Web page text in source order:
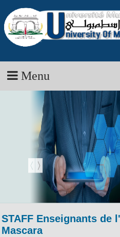
Menu
STAFF Enseignants de
Mascara